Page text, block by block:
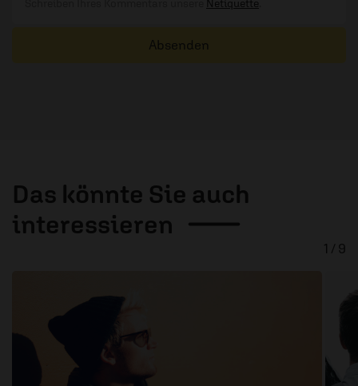
Netiquette
Absenden
Das könnte Sie auch
interessieren
1 / 9